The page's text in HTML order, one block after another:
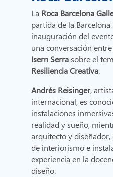
La Roca Barcelona
partida de la Barcelona
inauguración del
una conversación
Isern Serrasobre el
Resiliencia Creativa.
Andrés Reisinger,
internacional, es
instalaciones
realidad y sueño,
arquitecto y
de interiorismo e
experiencia en la
diseño.